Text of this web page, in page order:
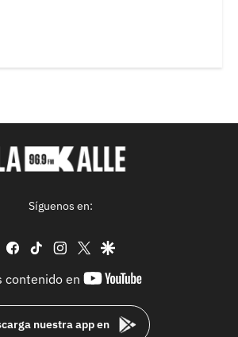
Síguenos en:
facebook
tiktok instagram
twittergoogle
contenido en
youtube-
nuestra app en